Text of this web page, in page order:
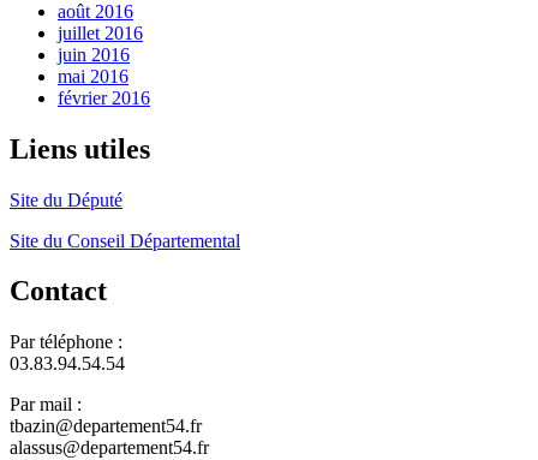
août 2016
juillet 2016
juin 2016
mai 2016
février 2016
Liens utiles
Site du Député
Site du Conseil Départemental
Contact
Par téléphone :
03.83.94.54.54
Par mail :
tbazin@departement54.fr
alassus@departement54.fr